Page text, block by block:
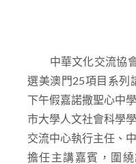
中華文化交流協會
選美澳門25項目系列
下午假嘉諾撒聖心中
市大學人文社會科學
交流中心執行主任、
擔任主講嘉賓，圍